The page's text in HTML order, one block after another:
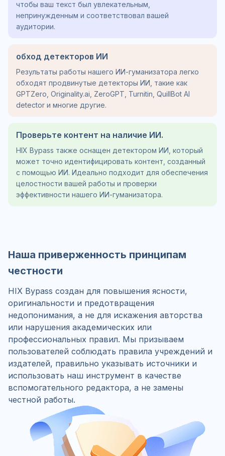
чтобы ваш текст был увлекательным,
непринужденным и соответствовал вашей
аудитории.
обход детекторов ИИ
Результаты работы нашего ИИ-гуманизатора легко
обходят продвинутые детекторы ИИ, такие как
GPTZero, Originality.ai, ZeroGPT, Turnitin, QuillBot AI
detector и многие другие.
Проверьте контент на наличие ИИ.
HIX Bypass также оснащен детектором ИИ, который
может точно идентифицировать контент, созданный
с помощью ИИ. Идеально подходит для обеспечения
целостности вашей работы и проверки
эффективности нашего ИИ-гуманизатора.
Наша приверженность принципам
честности
HIX Bypass создан для повышения ясности,
оригинальности и предотвращения
недопонимания, а не для искажения авторства
или нарушения академических или
профессиональных правил. Мы призываем
пользователей соблюдать правила учреждений и
издателей, правильно указывать источники и
использовать наш инструмент в качестве
вспомогательного редактора, а не замены
честной работы.